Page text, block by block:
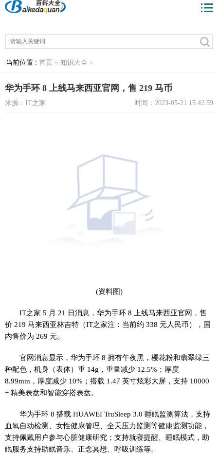
当前位置 : 首页 > 知识大全 >
华为手环 8 上线马来西亚官网，售 219 马币
来源：IT之家 时间：2023-05-21 15:42:59
(资料图)
IT之家 5 月 21 日消息，华为手环 8 上线马来西亚官网，售
价 219 马来西亚林吉特（IT之家注：当前约 338 元人民币），国
内售价为 269 元。
官网消息显示，华为手环 8 拥有午夜黑，樱花粉和翡翠绿三
种配色，机身（表体）重 14g，重量减少 12.5%；厚度
8.99mm，厚度减少 10%；搭载 1.47 英寸炫彩大屏，支持 10000
+ 精美表盘和智能穿搭表盘。
华为手环 8 搭载 HUAWEI TruSleep 3.0 睡眠监测算法，支持
血氧自动检测、女性健康管理、全天压力监测等健康监测功能，
支持佩戴用户参与心脏健康研究；支持就寝提醒、睡眠模式，助
眠服务支持助眠音乐、正念冥想、呼吸训练等。